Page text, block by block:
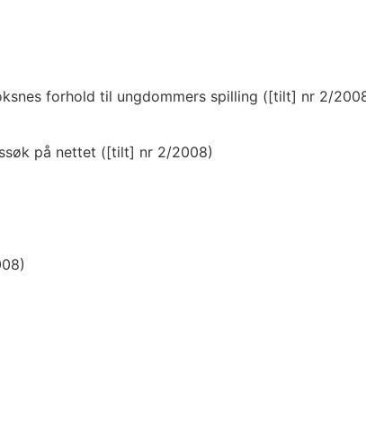
forhold til ungdommers spilling ([tilt] nr 2/
på nettet ([tilt] nr 2/2008)